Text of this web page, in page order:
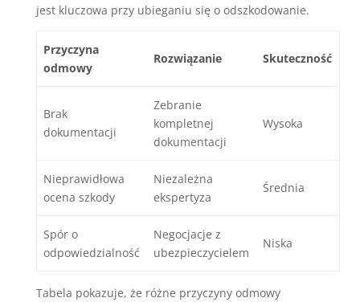
jest kluczowa przy ubieganiu się o odszkodowanie.
Przyczyna
odmowy
Rozwiązanie Skuteczność
Brak
dokumentacji
Zebranie
kompletnej
dokumentacji
Wysoka
Nieprawidłowa
ocena szkody
Niezależna
ekspertyza
Średnia
Spór o
odpowiedzialność
Negocjacje z
ubezpieczycielem
Niska
Tabela pokazuje, że różne przyczyny odmowy